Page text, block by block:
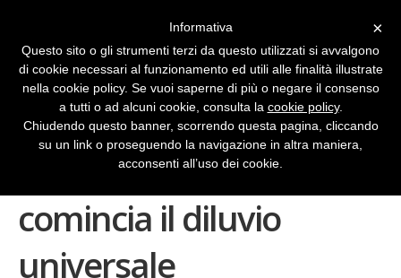
iPhone: domani alle 19
comincia il diluvio
universale
×
Informativa
Questo sito o gli strumenti terzi da questo utilizzati si avvalgono
di cookie necessari al funzionamento ed utili alle finalità illustrate
nella cookie policy. Se vuoi saperne di più o negare il consenso
a tutti o ad alcuni cookie, consulta la cookie policy.
Chiudendo questo banner, scorrendo questa pagina, cliccando
su un link o proseguendo la navigazione in altra maniera,
acconsenti all’uso dei cookie.